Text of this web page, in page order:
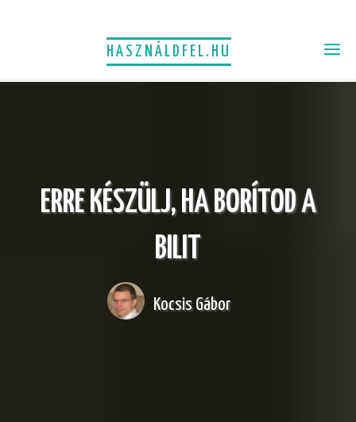
HASZNÁLDFEL.HU
ERRE KÉSZÜLJ, HA BORÍTOD A
BILIT
Kocsis Gábor